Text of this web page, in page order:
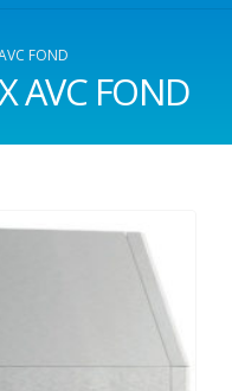
FOND
AVC FOND